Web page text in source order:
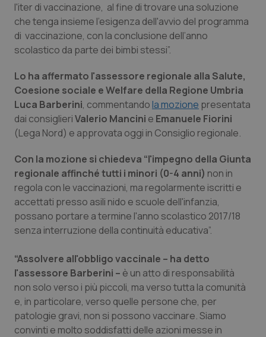
Friuli Venezia Giulia
Lazio
Liguria
Lombardia
Marche
Molise
Piemonte
Provincia Autonoma di Bolzano
Provincia Autonoma di Trento
Puglia
Sardegna
Dermatite Atopica
Diabete & glucometri
Disturbi dell’umore
Dolore
Donna & Salute
Epatiti
HIV
Infezioni & Febbre
Ipertensione & Scompenso
Malattie rare
Malattia di Crohn & Rettocolite Ulcerosa
l'iter di vaccinazione, al fine di trovare una soluzione
che tenga insieme l'esigenza dell'avvio del programma
di vaccinazione, con la conclusione dell’anno
scolastico da parte dei bimbi stessi”.
Lo ha affermato l'assessore regionale alla Salute,
Coesione sociale e Welfare della Regione Umbria
Luca Barberini, commentandola mozione presentata
dai consiglieriValerio Mancini e Emanuele Fiorini
(Lega Nord) e approvata oggi in Consiglio regionale.
Con la mozione si chiedeva “l'impegno della Giunta
regionale affinché tutti i minori (0-4 anni) non in
regola con le vaccinazioni, ma regolarmente iscritti e
accettati presso asili nido e scuole dell'infanzia,
possano portare a termine l'anno scolastico 2017/18
senza interruzione della continuità educativa”.
“Assolvere all'obbligo vaccinale – ha detto
l'assessore Barberini – è un atto di responsabilità
non solo verso i più piccoli, ma verso tutta la comunità
e, in particolare, verso quelle persone che, per
patologie gravi, non si possono vaccinare. Siamo
convinti e molto soddisfatti delle azioni messe in